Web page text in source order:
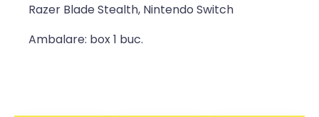
Razer Blade Stealth, Nintendo Switch
Ambalare: box 1 buc.